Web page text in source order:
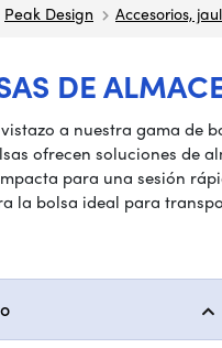
Peak Design Accesorios,
DE
a nuestra gama de
ofrecen soluciones de
para una sesión
la bolsa ideal para